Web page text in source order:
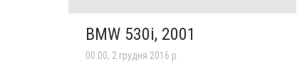
BMW 530i, 2001
00:00, 2 грудня 2016 р.